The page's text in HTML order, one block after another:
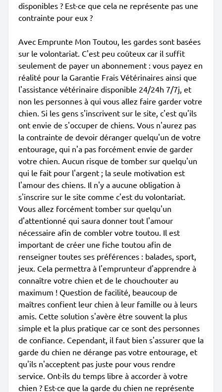
disponibles ? Est-ce que cela ne représente pas une
contrainte pour eux ?
Avec Emprunte Mon Toutou, les gardes sont basées
sur le volontariat. C'est peu coûteux car il suffit
seulement de payer un abonnement : vous payez en
réalité pour la Garantie Frais Vétérinaires ainsi que
l'assistance vétérinaire disponible 24/24h 7/7j, et
non les personnes à qui vous allez faire garder votre
chien. Si les gens s'inscrivent sur le site, c'est qu'ils
ont envie de s'occuper de chiens. Vous n'aurez pas
la contrainte de devoir déranger quelqu'un de votre
entourage, qui n'a pas forcément envie de garder
votre chien. Aucun risque de tomber sur quelqu'un
qui le fait pour l'argent ; la seule motivation est
l'amour des chiens. Il n'y a aucune obligation à
s'inscrire sur le site comme c'est du volontariat.
Vous allez forcément tomber sur quelqu'un
d'attentionné qui saura donner tout l'amour
nécessaire afin de combler votre toutou. Il est
important de créer une fiche toutou afin de
renseigner toutes ses préférences : balades, sport,
jeux. Cela permettra à l'emprunteur d'apprendre à
connaître votre chien et de le chouchouter au
maximum ! Question de facilité, beaucoup de
maîtres confient leur chien à leur famille ou à leurs
amis. Cette solution s'avère être souvent la plus
simple et la plus pratique car ce sont des personnes
de confiance. Cependant, il faut bien s'assurer que la
garde du chien ne dérange pas votre entourage, et
qu'ils n'acceptent pas juste pour vous rendre
service. Ont-ils du temps libre à accorder à votre
chien ? Est-ce que la garde du chien ne représente